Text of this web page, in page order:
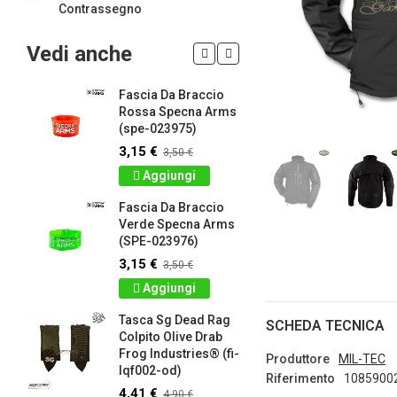
SCHEDA TECNICA
Produttore
MIL-TEC
Riferimento
Contrassegno
Vedi anche
Fascia Da Braccio
Rossa Specna Arms
(spe-023975)
3,15 € 3,50 €
Aggiungi
Fascia Da Braccio
Verde Specna Arms
(SPE-023976)
3,15 € 3,50 €
Aggiungi
Tasca Sg Dead Rag
Colpito Olive Drab
Frog Industries® (fi-
lqf002-od)
4,41 €
LIMITED
patch
4,50 €
Dettagli
2,61 €
Dettagli
d.c.